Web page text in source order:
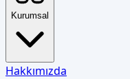
Kurumsal
Hakkımızda